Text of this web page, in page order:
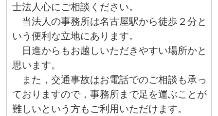
士法人心にご相談ください。
当法人の事務所は名古屋駅から徒歩２分と
いう便利な立地にあります。
日進からもお越しいただきやすい場所かと
思います。
また，交通事故はお電話でのご相談も承っ
ておりますので，事務所まで足を運ぶことが
難しいという方もご利用いただけます。